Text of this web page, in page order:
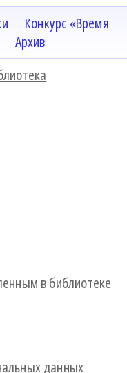
Конкурс «Время
Архив
в библиотеке
данных